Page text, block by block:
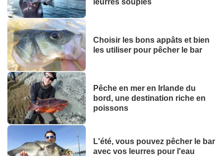
Choisir les bons appâts et bien
les utiliser pour pêcher le bar
Pêche en mer en Irlande du
bord, une destination riche en
poissons
L'été, vous pouvez pêcher le bar
avec vos leurres pour l'eau